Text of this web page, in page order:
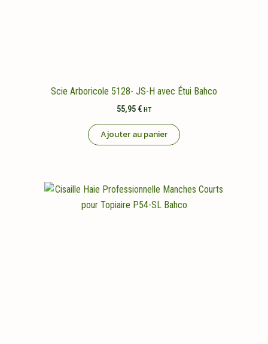
Scie Arboricole 5128- JS-H avec Étui Bahco
55,95 € HT
Ajouter au panier